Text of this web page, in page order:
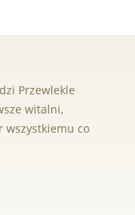
Przewlekle
witalni,
wszystkiemu co